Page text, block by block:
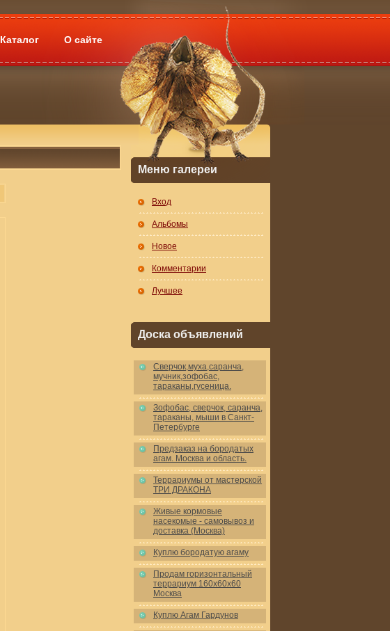
Каталог О сайте
Меню галереи
Вход
Альбомы
Новое
Комментарии
Лучшее
Доска объявлений
Cверчок,муха,саранча,
мучник,зофобас,
тараканы,гусеница.
Зофобас, сверчок, саранча,
тараканы, мыши в Санкт-
Петербурге
Предзаказ на бородатых
агам. Москва и область.
Террариумы от мастерской
ТРИ ДРАКОНА
Живые кормовые
насекомые - самовывоз и
доставка (Москва)
Куплю бородатую агаму
Продам горизонтальный
террариум 160x60x60
Москва
Куплю Агам Гардунов